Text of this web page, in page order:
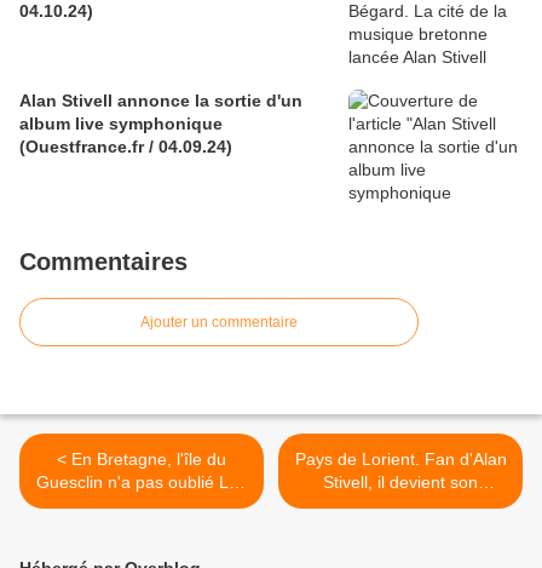
04.10.24)
Alan Stivell annonce la sortie d'un
album live symphonique
(Ouestfrance.fr / 04.09.24)
Commentaires
Ajouter un commentaire
< En Bretagne, l'île du
Guesclin n'a pas oublié Léo
Ferré (francetvinfo.fr /
Pays de Lorient. Fan d'Alan
Stivell, il devient son
biographe (Ouestfrance /